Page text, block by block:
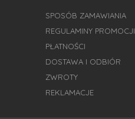
SPOSÓB ZAMAWIANIA
REGULAMINY PROMOCJI
PŁATNOŚCI
DOSTAWA I ODBIÓR
ZWROTY
REKLAMACJE